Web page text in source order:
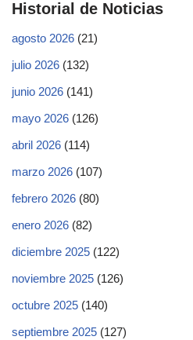
Historial de Noticias
agosto 2026 (21)
julio 2026 (132)
junio 2026 (141)
mayo 2026 (126)
abril 2026 (114)
marzo 2026 (107)
febrero 2026 (80)
enero 2026 (82)
diciembre 2025 (122)
noviembre 2025 (126)
octubre 2025 (140)
septiembre 2025 (127)